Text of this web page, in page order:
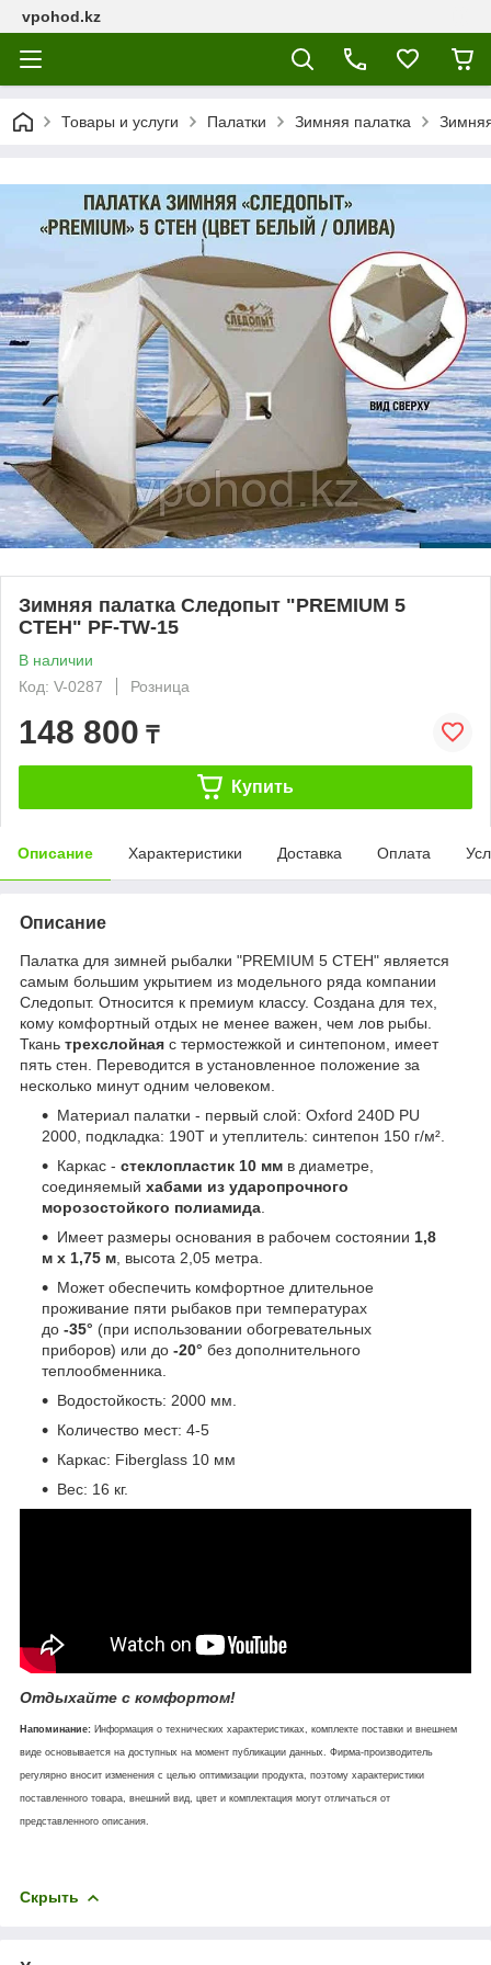
vpohod.kz
Товары и услуги Палатки Зимняя палатка
Зимняя палатка Следопыт "PREMIUM 5
СТЕН" PF-TW-15
В наличии
Код: V-0287
Розница
148 800 ₸
Купить
Описание Характеристики Доставка Оплата
Описание
Палатка для зимней рыбалки "PREMIUM 5 СТЕН" является
самым большим укрытием из модельного ряда компании
Следопыт. Относится к премиум классу. Создана для тех,
кому комфортный отдых не менее важен, чем лов рыбы.
Ткань трехслойная с термостежкой и синтепоном, имеет
пять стен. Переводится в установленное положение за
несколько минут одним человеком.
Материал палатки - первый слой: Oxford 240D PU
2000, подкладка: 190Т и утеплитель: синтепон 150 г/м².
Каркас - стеклопластик 10 мм в диаметре,
соединяемый хабами из ударопрочного
морозостойкого полиамида
Имеет размеры основания в рабочем состоянии 1,8
м х 1,75 м , высота 2,05 метра.
Может обеспечить комфортное длительное
проживание пяти рыбаков при температурах
до -35° (при использовании обогревательных
приборов) или до -20° без дополнительного
теплообменника.
Водостойкость: 2000 мм.
Количество мест: 4-5
Каркас: Fiberglass 10 мм
Вес: 16 кг.
Отдыхайте с комфортом!
Напоминание: Информация о технических характеристиках, комплекте поставки и внешнем
виде основывается на доступных на момент публикации данных. Фирма-производитель
регулярно вносит изменения с целью оптимизации продукта, поэтому характеристики
поставленного товара, внешний вид, цвет и комплектация могут отличаться от
представленного описания.
Скрыть